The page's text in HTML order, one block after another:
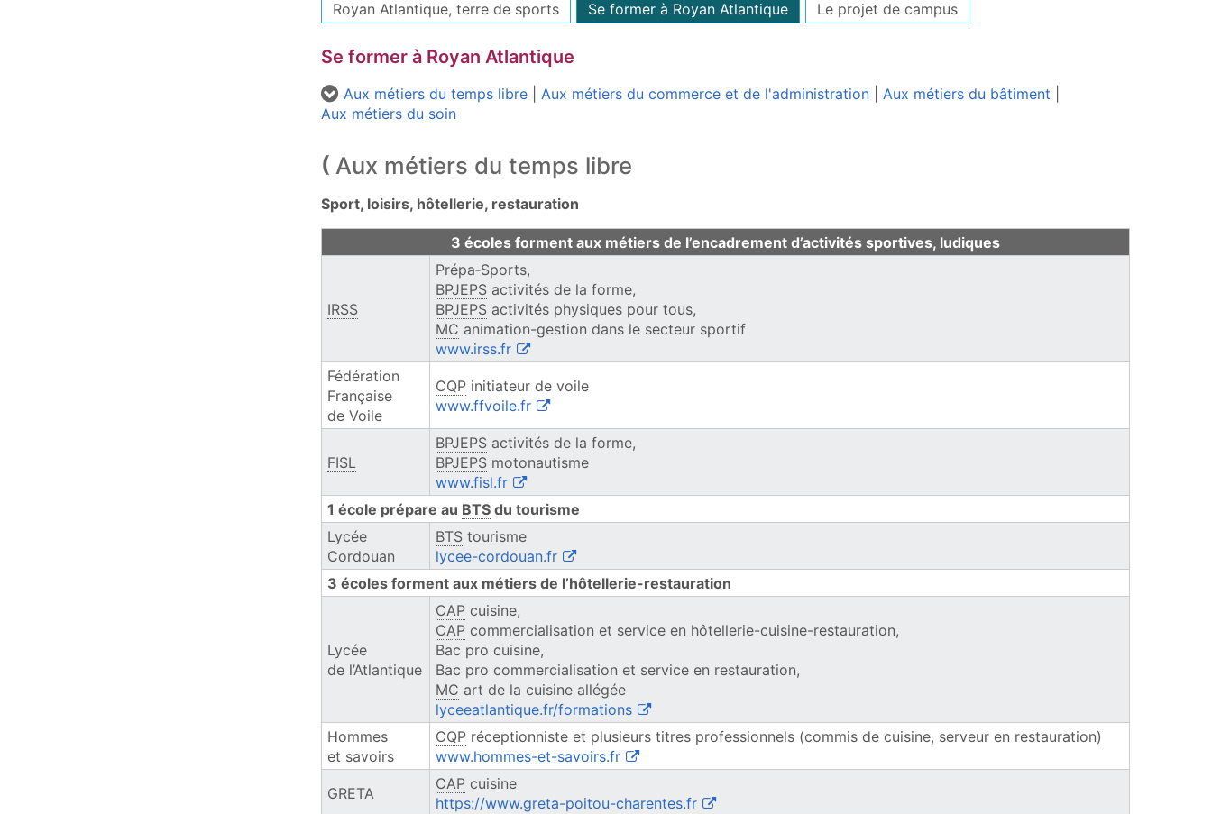
Royan Atlantique, terre de sports Se former à Royan Atlantique Le projet de campus
Se former à Royan Atlantique
Aux métiers du temps libre| Aux métiers du commerce et de l'administration| Aux métiers du bâtiment
Aux métiers du soin
Aux métiers du temps libre
Sport, loisirs, hôtellerie, restauration
Les métiers du temps libre3 écoles forment aux métiers de l’encadrement d’activités sportives, ludiques
IRSS
Prépa‑Sports,
BPJEPS activités de la forme,
BPJEPS activités physiques pour tous,
MC animation-gestion dans le secteur sportif
www.irss.fr(ouvre une nouvelle fenêtre)
Fédération
Française
de Voile
CQP initiateur de voile
www.ffvoile.fr(ouvre une nouvelle fenêtre)
FISL
BPJEPS activités de la forme,
BPJEPS motonautisme
www.fisl.fr(ouvre une nouvelle fenêtre)
1 école prépare au BTS du tourisme
Lycée
Cordouan
BTS tourisme
lycee-cordouan.fr(ouvre une nouvelle fenêtre)
3 écoles forment aux métiers de l’hôtellerie-restauration
Lycée
de l’Atlantique
CAP cuisine,
CAP commercialisation et service en hôtellerie-cuisine-restauration,
Bac pro cuisine,
Bac pro commercialisation et service en restauration,
MC art de la cuisine allégée
lyceeatlantique.fr/formations(ouvre une nouvelle fenêtre)
Hommes
et savoirs
CQP réceptionniste et plusieurs titres professionnels (commis de cuisine, serveur en restauration)
www.hommes-et-savoirs.fr(ouvre une nouvelle fenêtre)
GRETA
CAP cuisine
https://www.greta-poitou-charentes.fr(ouvre une nouvelle fenêtre)